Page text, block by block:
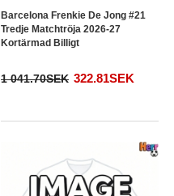
Barcelona Frenkie De Jong #21
Tredje Matchtröja 2026-27
Kortärmad Billigt
1 041.70SEK 322.81SEK